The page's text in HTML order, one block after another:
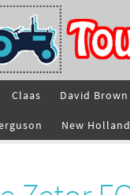
Claas David Brown
New Holland